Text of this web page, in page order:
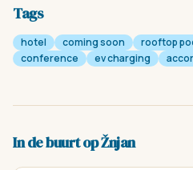
Tags
hotel coming soon rooftop
conference
ev charging accor
In de buurt op Žnjan